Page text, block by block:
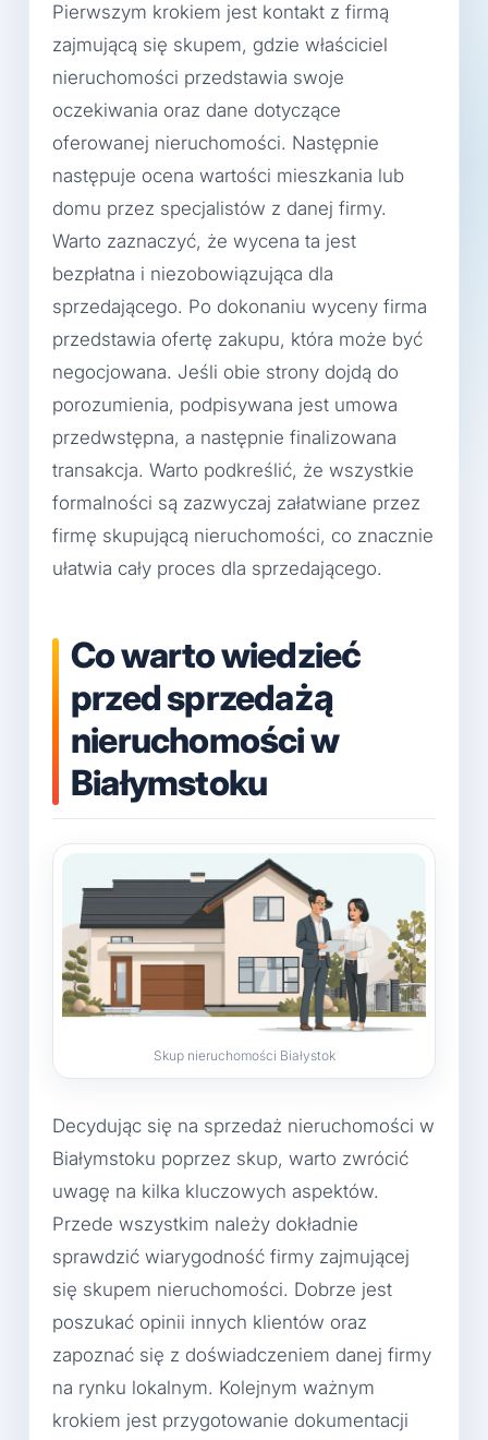
Pierwszym krokiem jest kontakt z firmą
zajmującą się skupem, gdzie właściciel
nieruchomości przedstawia swoje
oczekiwania oraz dane dotyczące
oferowanej nieruchomości. Następnie
następuje ocena wartości mieszkania lub
domu przez specjalistów z danej firmy.
Warto zaznaczyć, że wycena ta jest
bezpłatna i niezobowiązująca dla
sprzedającego. Po dokonaniu wyceny firma
przedstawia ofertę zakupu, która może być
negocjowana. Jeśli obie strony dojdą do
porozumienia, podpisywana jest umowa
przedwstępna, a następnie finalizowana
transakcja. Warto podkreślić, że wszystkie
formalności są zazwyczaj załatwiane przez
firmę skupującą nieruchomości, co znacznie
ułatwia cały proces dla sprzedającego.
Co warto wiedzieć
przed sprzedażą
nieruchomości w
Białymstoku
Skup nieruchomości Białystok
Decydując się na sprzedaż nieruchomości w
Białymstoku poprzez skup, warto zwrócić
uwagę na kilka kluczowych aspektów.
Przede wszystkim należy dokładnie
sprawdzić wiarygodność firmy zajmującej
się skupem nieruchomości. Dobrze jest
poszukać opinii innych klientów oraz
zapoznać się z doświadczeniem danej firmy
na rynku lokalnym. Kolejnym ważnym
krokiem jest przygotowanie dokumentacji